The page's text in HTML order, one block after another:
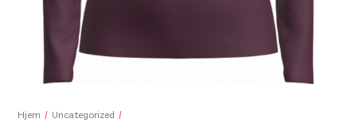
999,-
Hjem Uncategorized